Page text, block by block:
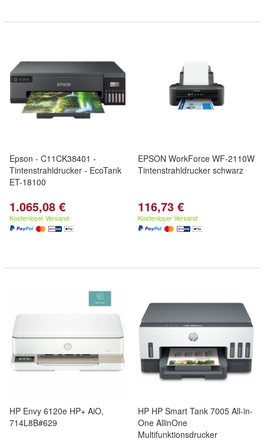
Epson - C11CK38401 -
Tintenstrahldrucker - EcoTank
ET-18100
1.065,08 €
Kostenloser Versand
EPSON WorkForce WF-2110W
Tintenstrahldrucker schwarz
116,73 €
Kostenloser Versand
HP Envy 6120e HP+ AiO,
714L8B#629
HP HP Smart Tank 7005 All-in-
One AllinOne
Multifunktionsdrucker